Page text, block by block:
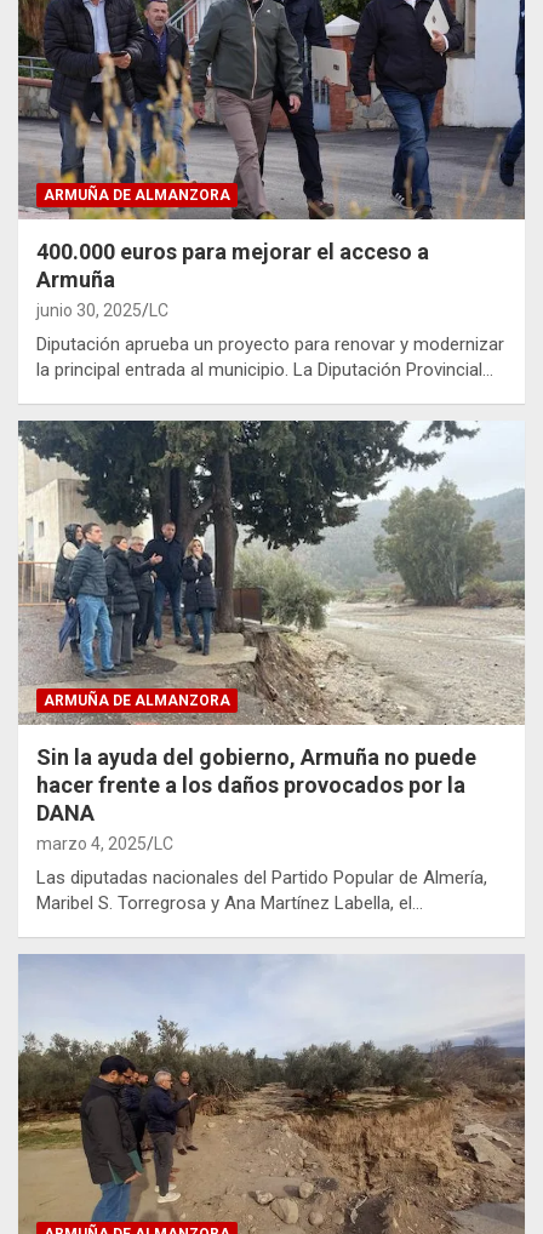
ARMUÑA DE ALMANZORA
400.000 euros para mejorar el acceso a
Armuña
junio 30, 2025 LC
Diputación aprueba un proyecto para renovar y modernizar
la principal entrada al municipio. La Diputación Provincial…
ARMUÑA DE ALMANZORA
Sin la ayuda del gobierno, Armuña no puede
hacer frente a los daños provocados por la
DANA
marzo 4, 2025 LC
Las diputadas nacionales del Partido Popular de Almería,
Maribel S. Torregrosa y Ana Martínez Labella, el…